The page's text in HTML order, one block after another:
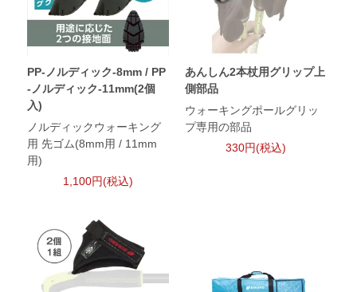
PP-ノルディック-8mm / PP
-ノルディック-11mm(2個
入)
ノルディックウォーキング
用 先ゴム(8mm用 / 11mm
用)
1,100円(税込)
あんしん2本杖用グリップ上
側部品
ウォーキングポールグリッ
プ専用の部品
330円(税込)